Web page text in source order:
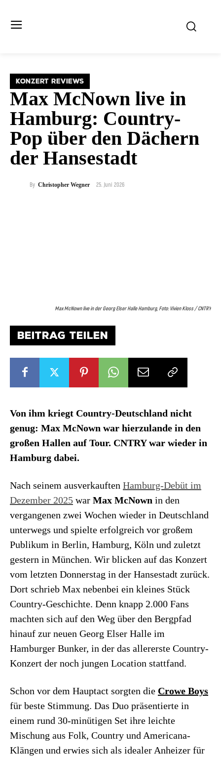
KONZERT REVIEWS
Max McNown live in
Hamburg: Country-
Pop über den Dächern
der Hansestadt
By Christopher Wegner 25. Juni 2026
Max McNown live in der Georg Elser Halle Hamburg, Foto: Vivien Kloss / CNTRY
BEITRAG TEILEN
Von ihm kriegt Country-Deutschland nicht
genug: Max McNown war hierzulande in den
großen Hallen auf Tour. CNTRY war wieder in
Hamburg dabei.
Nach seinem ausverkauften Hamburg-Debüt im
Dezember 2025 war Max McNown in den
vergangenen zwei Wochen wieder in Deutschland
unterwegs und spielte erfolgreich vor großem
Publikum in Berlin, Hamburg, Köln und zuletzt
gestern in München. Wir blicken auf das Konzert
vom letzten Donnerstag in der Hansestadt zurück.
Dort schrieb Max nebenbei ein kleines Stück
Country-Geschichte. Denn knapp 2.000 Fans
machten sich auf den Weg über den Bergpfad
hinauf zur neuen Georg Elser Halle im
Hamburger Bunker, in der das allererste Country-
Konzert der noch jungen Location stattfand.
Schon vor dem Hauptact sorgten die Crowe Boys
für beste Stimmung. Das Duo präsentierte in
einem rund 30-minütigen Set ihre leichte
Mischung aus Folk, Country und Americana-
Klängen und erwies sich als idealer Anheizer für